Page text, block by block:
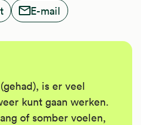
E-mail
is er veel
kunt gaan werken.
of somber voelen,